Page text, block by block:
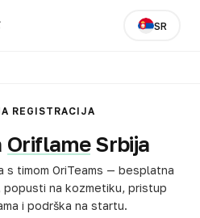
SR
IDI
REGISTRACIJA
OriflameSrbija
s timom OriTeams — besplatna
popusti na kozmetiku, pristup
i podrška na startu.